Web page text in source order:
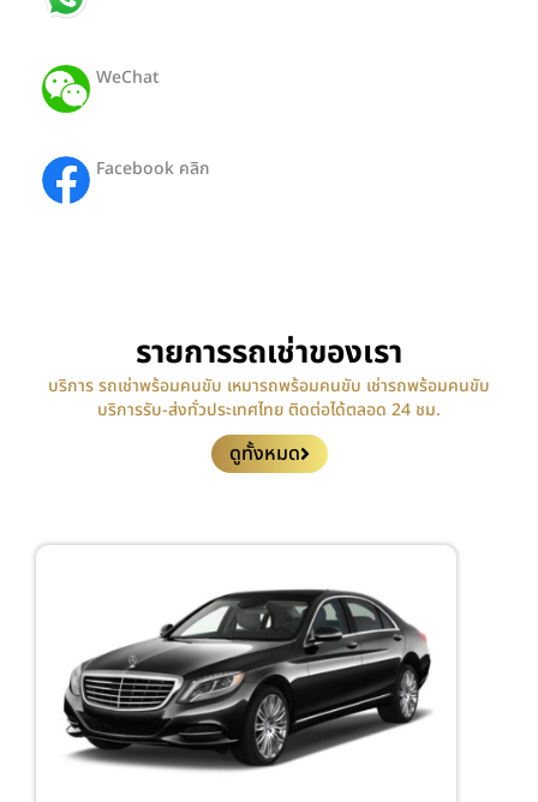
WeChat
Facebook คลิก
รายการรถเช่าของเรา
บริการ รถเช่าพร้อมคนขับ เหมารถพร้อมคนขับ เช่ารถพร้อมคนขับ
บริการรับ-ส่งทั่วประเทศไทย ติดต่อได้ตลอด 24 ชม.
ดูทั้งหมด